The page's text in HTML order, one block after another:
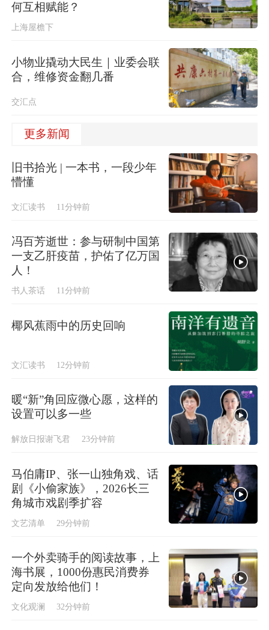
何互相赋能？
上海屋檐下
小物业撬动大民生｜业委会联
合，维修资金翻几番
交汇点
更多新闻
旧书拾光 | 一本书，一段少年
懵懂
文汇读书 11分钟前
冯百芳逝世：参与研制中国第
一支乙肝疫苗，护佑了亿万国
人！
书人茶话 11分钟前
椰风蕉雨中的历史回响
文汇读书 12分钟前
暖“新”角回应微心愿，这样的
设置可以多一些
解放日报谢飞君 23分钟前
马伯庸IP、张一山独角戏、话
剧《小偷家族》，2026长三
角城市戏剧季扩容
文艺清单 29分钟前
一个外卖骑手的阅读故事，上
海书展，1000份惠民消费券
定向发放给他们！
文化观澜 32分钟前